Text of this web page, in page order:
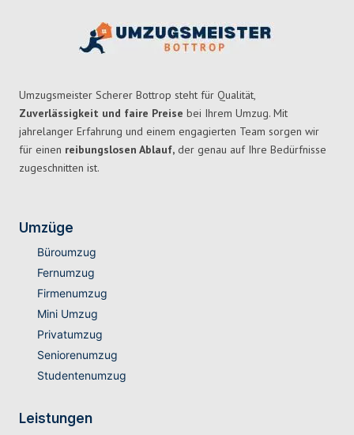
Umzugsmeister Scherer Bottrop steht für Qualität,
Zuverlässigkeit und faire Preise bei Ihrem Umzug. Mit
jahrelanger Erfahrung und einem engagierten Team sorgen wir
für einen reibungslosen Ablauf, der genau auf Ihre Bedürfnisse
zugeschnitten ist.
Umzüge
Büroumzug
Fernumzug
Firmenumzug
Mini Umzug
Privatumzug
Seniorenumzug
Studentenumzug
Leistungen